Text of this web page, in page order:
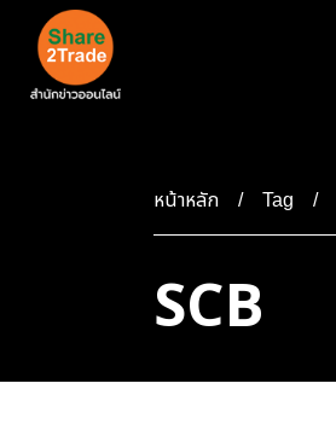
หน้าหลัก Tag
SCB